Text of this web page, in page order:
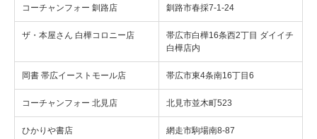
コーチャンフォー 釧路店 釧路市春採7-1-24
ザ・本屋さん 白樺コロニー店
帯広市白樺16条西2丁目 ダイイチ
白樺店内
岡書 帯広イーストモール店 帯広市東4条南16丁目6
コーチャンフォー 北見店 北見市並木町523
ひかりや書店 網走市駒場南8-87